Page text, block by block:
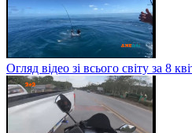
Огляд відео зі всього світу за 8